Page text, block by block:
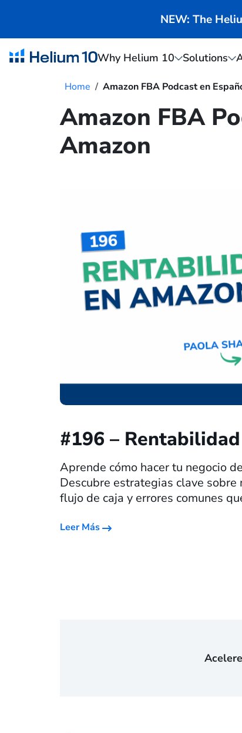
NEW: The
Why Helium 10 Solutions
Home Amazon FBA Podcast en
Amazon FBA
Amazon
#196 –
Aprende cómo hacer tu negocio
Descubre estrategias clave
flujo de caja y errores comunes
Leer Más